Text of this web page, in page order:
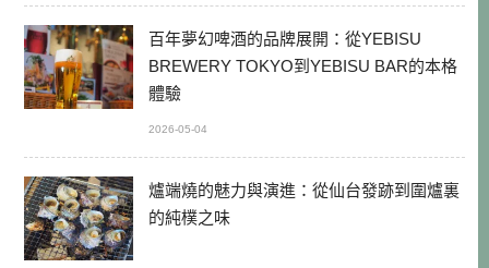
百年夢幻啤酒的品牌展開：從YEBISU
BREWERY TOKYO到YEBISU BAR的本格
體驗
2026-05-04
爐端燒的魅力與演進：從仙台發跡到圍爐裏
的純樸之味